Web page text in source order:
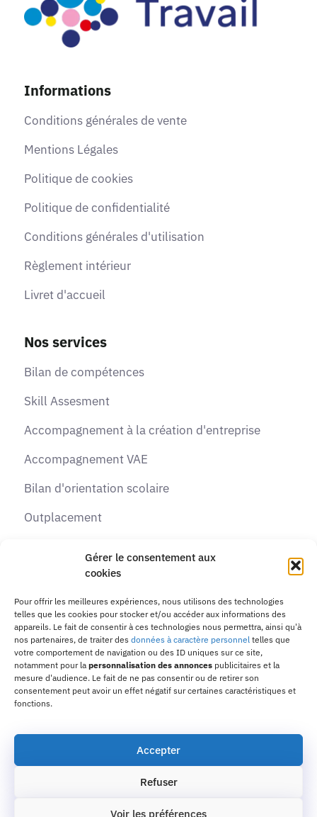
Gérer le consentement aux
cookies
Pour offrir les meilleures expériences, nous utilisons des technologies
telles que les cookies pour stocker et/ou accéder aux informations des
appareils. Le fait de consentir à ces technologies nous permettra, ainsi qu'à
nos partenaires, de traiter des données à caractère personnel telles que
votre comportement de navigation ou des ID uniques sur ce site,
notamment pour la personnalisation des annonces publicitaires et la
mesure d'audience. Le fait de ne pas consentir ou de retirer son
consentement peut avoir un effet négatif sur certaines caractéristiques et
fonctions.
Accepter
Refuser
Voir les préférences
Informations
Conditions générales de vente
Mentions Légales
Politique de cookies
Politique de confidentialité
Conditions générales d'utilisation
Règlement intérieur
Livret d'accueil
Nos services
Bilan de compétences
Skill Assesment
Accompagnement à la création d'entreprise
Accompagnement VAE
Bilan d'orientation scolaire
Outplacement
Formations
Contactez-nous
Adresse :10 passage de la Margeride, 31770
Colomiers
Email :contact31@orientaction.com